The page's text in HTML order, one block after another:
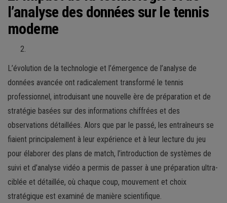
l’analyse des données sur le tennis
moderne
L’évolution de la technologie et l’émergence de l’analyse de
données avancée ont radicalement transformé le tennis
professionnel, introduisant une nouvelle ère de préparation et de
stratégie basées sur des informations chiffrées et des
observations détaillées. Alors que par le passé, les entraîneurs se
fiaient principalement à leur expérience et à leur lecture du jeu
pour élaborer des plans de match, l’introduction de systèmes de
suivi et d’analyse vidéo a permis de passer à une préparation ultra-
ciblée et détaillée, où chaque coup, mouvement et choix
stratégique est examiné de manière scientifique.